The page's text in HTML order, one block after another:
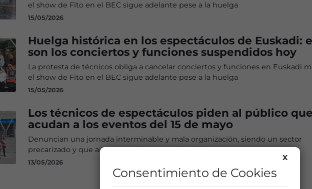
el show de Fito en el BEC sigue adelante pese a la huelga
15/05/2026
Huelga histórica en los espectáculos de Euskadi:
son los conciertos y funciones suspendidos hoy
La protesta de técnicos obliga a cancelar conciertos y funciones en Euskadi
el show de Fito en el BEC sigue adelante pese a la huelga
15/05/2026
Los técnicos de espectáculos piden al público
acudan a los eventos del 15 de mayo
Denuncian una jornada interminable y mala organización, siendo un sector
precarizado y que aún carece de convenio colectivo
13/05/2026
X
Consentimiento de Cookies